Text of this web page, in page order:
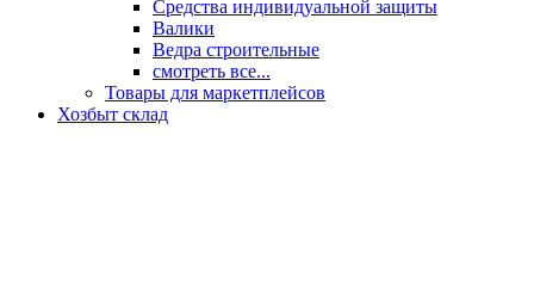
Средства индивидуальной защиты
Валики
Ведра строительные
смотреть все...
Товары для маркетплейсов
Хозбыт склад